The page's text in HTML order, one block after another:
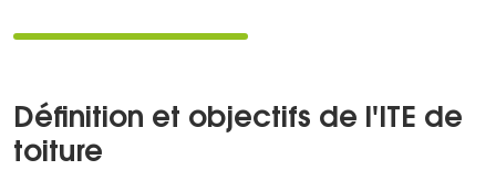
Définition et objectifs de l'ITE de
toiture